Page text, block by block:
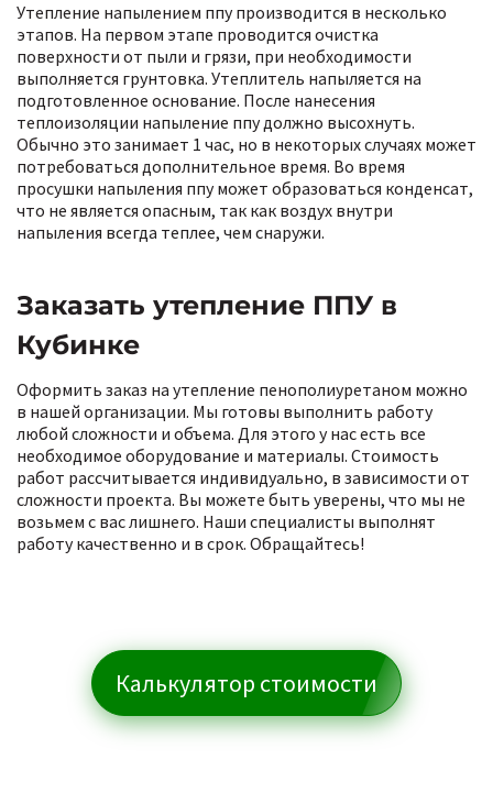
Утепление напылением ппу производится в несколько
этапов. На первом этапе проводится очистка
поверхности от пыли и грязи, при необходимости
выполняется грунтовка. Утеплитель напыляется на
подготовленное основание. После нанесения
теплоизоляции напыление ппу должно высохнуть.
Обычно это занимает 1 час, но в некоторых случаях может
потребоваться дополнительное время. Во время
просушки напыления ппу может образоваться конденсат,
что не является опасным, так как воздух внутри
напыления всегда теплее, чем снаружи.
Заказать утепление ППУ в
Кубинке
Оформить заказ на утепление пенополиуретаном можно
в нашей организации. Мы готовы выполнить работу
любой сложности и объема. Для этого у нас есть все
необходимое оборудование и материалы. Стоимость
работ рассчитывается индивидуально, в зависимости от
сложности проекта. Вы можете быть уверены, что мы не
возьмем с вас лишнего. Наши специалисты выполнят
работу качественно и в срок. Обращайтесь!
Калькулятор стоимости